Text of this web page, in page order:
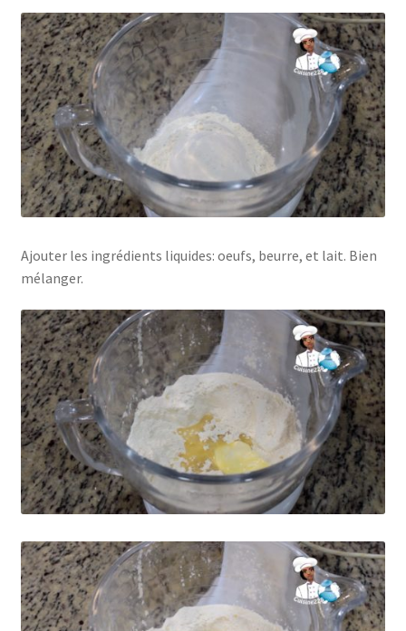
Ajouter les ingrédients liquides: oeufs, beurre, et lait. Bien
mélanger.